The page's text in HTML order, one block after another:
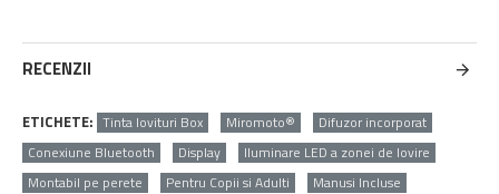
RECENZII
ETICHETE: Tinta lovituri Box Miromoto®
Difuzor incorporat
Conexiune Bluetooth
Display
Iluminare LED a zonei de lovire
Montabil pe perete
Pentru Copii si Adulti Manusi Incluse